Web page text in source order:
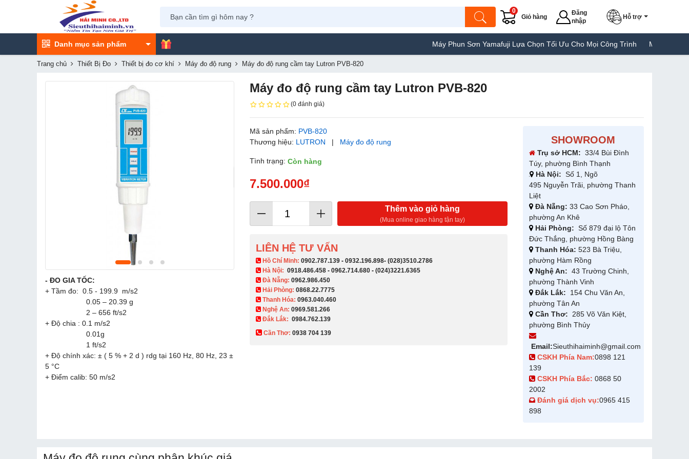
Giỏ hàng
0
Đăng
nhập
Hỗ trợ
Danh mục sản phẩm Máy Phun Sơn Yamafuji Lựa Chọn Tối Ưu Cho Mọi Công Trình Máy Hàn Túi Yamafuji
Trang chủ Thiết Bị Đo Thiết bị đo cơ khí Máy đo độ rung Máy đo độ rung cầm tay Lutron PVB-820
- ĐO GIA TỐC:
+ Tầm đo: 0.5 - 199.9 m/s2
0.05 – 20.39 g
2 – 656 ft/s2
+ Độ chia : 0.1 m/s2
0.01g
1 ft/s2
+ Độ chính xác: ± ( 5 % + 2 d ) rdg tại 160 Hz, 80 Hz, 23 ±
5 °C
+ Điểm calib: 50 m/s2
Máy đo độ rung cầm tay Lutron PVB-820
(0 đánh giá)
Mã sản phẩm: PVB-820
Thương hiệu: LUTRON | Máy đo độ rung
Tình trạng:Còn hàng
7.500.000₫
Thêm vào giỏ hàng
(Mua online giao hàng tận tay)
LIÊN HỆ TƯ VẤN
​ Hồ Chí Minh:0902.787.139 -0932.196.898-(028)3510.2786
Hà Nội:0918.486.458 -0962.714.680 -(024)3221.6365
Đà Nẵng:0962.986.450
Hải Phòng:0868.22.7775
Thanh Hóa:0963.040.460
Nghệ An:0969.581.266
Đắk Lắk: 0984.762.139
Cần Thơ:0938 704 139​
SHOWROOM
Trụ sở HCM: 33/4 Bùi Đình
Túy, phường Bình Thạnh
Hà Nội: Số 1, Ngõ
495 Nguyễn Trãi, phường Thanh
Liệt
Đà Nẵng: 33 Cao Sơn Pháo,
phường An Khê
Hải Phòng: Số 879 đại lộ Tôn
Đức Thắng, phường Hồng Bàng
Thanh Hóa: 523 Bà Triệu,
phường Hàm Rồng
Nghệ An: 43 Trường Chinh,
phường Thành Vinh
Đắk Lắk: 154 Chu Văn An,
phường Tân An
Cần Thơ: 285 Võ Văn Kiệt,
phường Bình Thủy
Email:Sieuthihaiminh@gmail.com
CSKH Phía Nam:0898 121
139
CSKH Phía Bắc: 0868 50
2002
Đánh giá dịch vụ:0965 415
898